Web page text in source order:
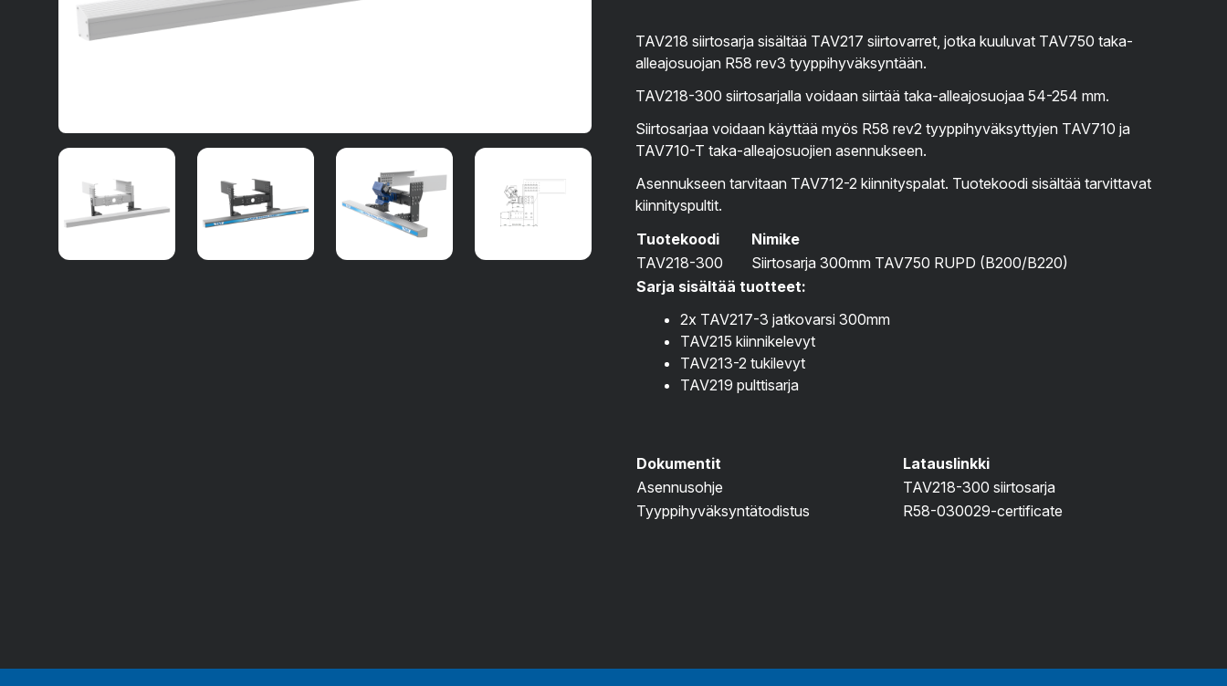
TAV218 siirtosarja sisältää TAV217 siirtovarret, jotka kuuluvat TAV750 taka-
alleajosuojan R58 rev3 tyyppihyväksyntään.
TAV218-300 siirtosarjalla voidaan siirtää taka-alleajosuojaa 54-254 mm.
Siirtosarjaa voidaan käyttää myös R58 rev2 tyyppihyväksyttyjen TAV710 ja
TAV710-T taka-alleajosuojien asennukseen.
Asennukseen tarvitaan TAV712-2 kiinnityspalat. Tuotekoodi sisältää tarvittavat
kiinnityspultit.
Tuotekoodi
Nimike
TAV218-300
Siirtosarja 300mm TAV750 RUPD (B200/B220)
Sarja sisältää tuotteet:
2x TAV217-3 jatkovarsi 300mm
TAV215 kiinnikelevyt
TAV213-2 tukilevyt
TAV219 pulttisarja
Dokumentit
Latauslinkki
Asennusohje
TAV218-300 siirtosarja
Tyyppihyväksyntätodistus
R58-030029-certificate